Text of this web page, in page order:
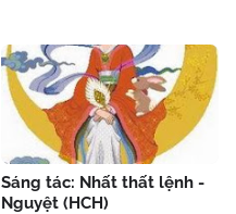
Sáng tác: Nhất thất lệnh -
Nguyệt (HCH)